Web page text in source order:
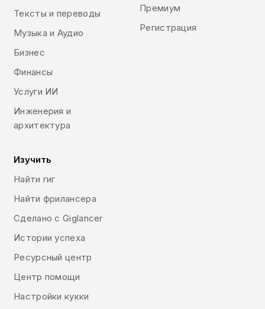
Тексты и переводы
Музыка и Аудио
Бизнес
Финансы
Услуги ИИ
Инженерия и
архитектура
Премиум
Регистрация
Изучить
Найти гиг
Найти фрилансера
Сделано с Giglancer
Истории успеха
Ресурсный центр
Центр помощи
Настройки кукки